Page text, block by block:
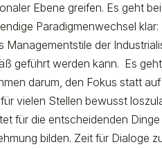
Ebene greifen. Es geht
Paradigmenwechsel
der
geführt werden kann. Es
darum, den Fokus statt
vielen Stellen bewusst
für die entscheidenden
bilden. Zeit für Dialoge